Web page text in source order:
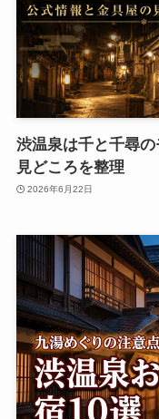
渋温泉は千と千尋
見どころを整理
2026年6月22日